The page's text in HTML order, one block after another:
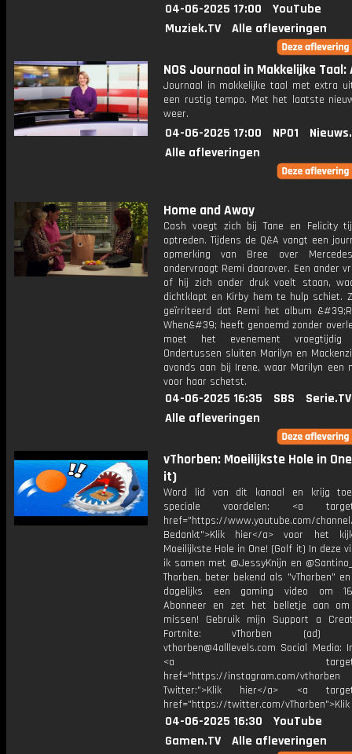
04-06-2025 17:00
YouTube
Muziek.TV
Alle afleveringen
NOS Journaal in Makkelijke Taal:
Journaal in makkelijke taal met extra
een rustig tempo. Met het laatste
weer.
04-06-2025 17:00 NPO1
Alle afleveringen
Home and Away
Cash voegt zich bij Tane en Felicity
optreden. Tijdens de Q&A vangt een
opmerking van Bree over
ondervraagt ​​Remi daarover. Een ander
of hij zich onder druk voelt staan,
dichtklapt en Kirby hem te hulp schiet.
geïrriteerd dat Remi het album
When&#39; heeft genoemd zonder
moet het evenement vroegtijdig
Ondertussen sluiten Marilyn en
avonds aan bij Irene, waar Marilyn een
voor haar schetst.
04-06-2025 16:35 SBS
Serie.TV
Alle afleveringen
vThorben: Moeilijkste Hole in
it)
Word lid van dit kanaal en krijg
speciale voordelen: <a
href="https://www.youtube.com/channel/
Bedankt">Klik hier</a> voor het
Moeilijkste Hole in One! (Golf it) In deze
ik samen met @JessyKnijn en
Thorben, beter bekend als "vThorben"
dagelijks een gaming video om
Abonneer en zet het belletje aan
missen! Gebruik mijn Support a
Fortnite: vThorben (ad)
vthorben@4alllevels.com Social Media:
<a
href="https://instagram.com/vthorben
Twitter:">Klik hier</a> <a
href="https://twitter.com/
04-06-2025 16:30
YouTube
Gamen.TV
Alle afleveringen